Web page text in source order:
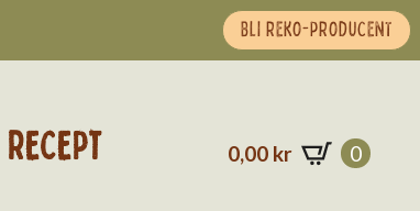
BLI REKO-PRODUCENT
RECEPT 0,00 kr 0